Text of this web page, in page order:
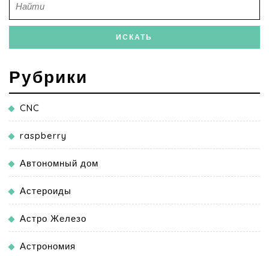
Рубрики
CNC
raspberry
Автономный дом
Астероиды
Астро Железо
Астрономия